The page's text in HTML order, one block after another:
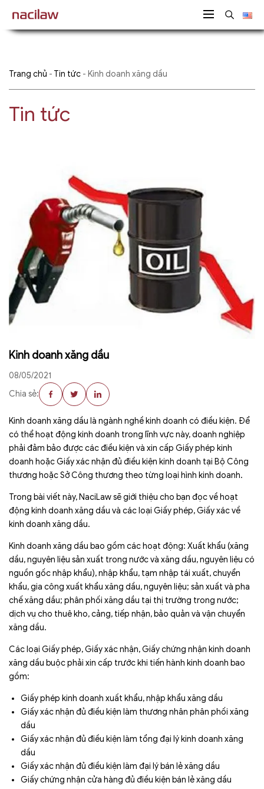
Trang chủ - Tin tức - Kinh doanh xăng dầu
Tin tức
Kinh doanh xăng dầu
08/05/2021
Chia sẻ:
Kinh doanh xăng dầu là ngành nghề kinh doanh có điều kiện. Để
có thể hoạt động kinh doanh trong lĩnh vực này, doanh nghiệp
phải đảm bảo được các điều kiện và xin cấp Giấy phép kinh
doanh hoặc Giấy xác nhận đủ điều kiện kinh doanh tại Bộ Công
thương hoặc Sở Công thương theo từng loại hình kinh doanh.
Trong bài viết này, NaciLaw sẽ giới thiệu cho bạn đọc về hoạt
động kinh doanh xăng dầu và các loại Giấy phép, Giấy xác về
kinh doanh xăng dầu.
Kinh doanh xăng dầu bao gồm các hoạt động: Xuất khẩu (xăng
dầu, nguyên liệu sản xuất trong nước và xăng dầu, nguyên liệu có
nguồn gốc nhập khẩu), nhập khẩu, tạm nhập tái xuất, chuyển
khẩu, gia công xuất khẩu xăng dầu, nguyên liệu; sản xuất và pha
chế xăng dầu; phân phối xăng dầu tại thị trường trong nước;
dịch vụ cho thuê kho, cảng, tiếp nhận, bảo quản và vận chuyển
xăng dầu.
Các loại Giấy phép, Giấy xác nhận, Giấy chứng nhận kinh doanh
xăng dầu buộc phải xin cấp trước khi tiến hành kinh doanh bao
gồm:
Giấy phép kinh doanh xuất khẩu, nhập khẩu xăng dầu
Giấy xác nhận đủ điều kiện làm thương nhân phân phối xăng
dầu
Giấy xác nhận đủ điều kiện làm tổng đại lý kinh doanh xăng
dầu
Giấy xác nhận đủ điều kiện làm đại lý bán lẻ xăng dầu
Giấy chứng nhận cửa hàng đủ điều kiện bán lẻ xăng dầu